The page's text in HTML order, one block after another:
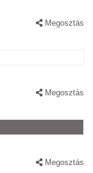
Megosztás
Megosztás
Megosztás